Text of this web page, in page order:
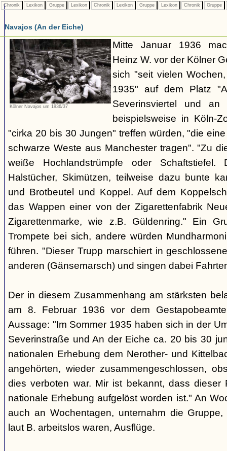
Chronik Lexikon Gruppe Lexikon Chronik Lexikon Gruppe Lexikon Chronik Gruppe
Navajos (An der Eiche)
Kölner Navajos um 1936/37
Mitte Januar 1936
Heinz W. vor der Kölner
sich "seit vielen
1935" auf dem Platz
Severinsviertel und
beispielsweise in Köln-
"cirka 20 bis 30 Jungen" treffen würden, "die
schwarze Weste aus Manchester tragen". "Zu
weiße Hochlandstrümpfe oder
Halstücher, Skimützen, teilweise dazu bunte
und Brotbeutel und Koppel. Auf dem
das Wappen einer von der Zigarettenfabrik
Zigarettenmarke, wie z.B. Güldenring." Ein
Trompete bei sich, andere würden
führen. "Dieser Trupp marschiert in
anderen (Gänsemarsch) und singen dabei
Der in diesem Zusammenhang am stärksten
am 8. Februar 1936 vor dem
Aussage: "Im Sommer 1935 haben sich in der
Severinstraße und An der Eiche ca. 20 bis 30
nationalen Erhebung dem Nerother- und
angehörten, wieder zusammengeschlossen,
dies verboten war. Mir ist bekannt, dass dieser
nationale Erhebung aufgelöst worden ist." An
auch an Wochentagen, unternahm die
laut B. arbeitslos waren, Ausflüge.